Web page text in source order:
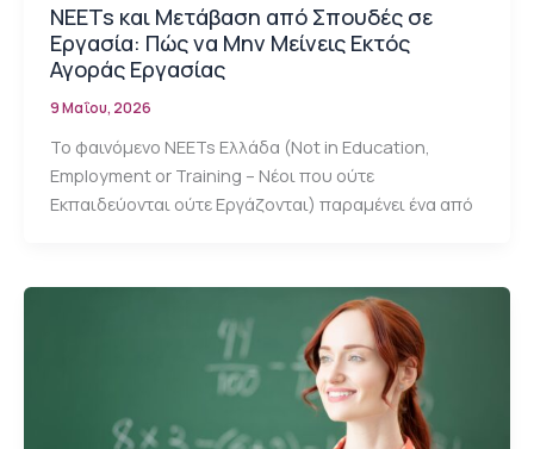
NEETs και Μετάβαση από Σπουδές σε
Εργασία: Πώς να Μην Μείνεις Εκτός
Αγοράς Εργασίας
9 Μαΐου, 2026
Το φαινόμενο NEETs Ελλάδα (Not in Education,
Employment or Training – Νέοι που ούτε
Εκπαιδεύονται ούτε Εργάζονται) παραμένει ένα από